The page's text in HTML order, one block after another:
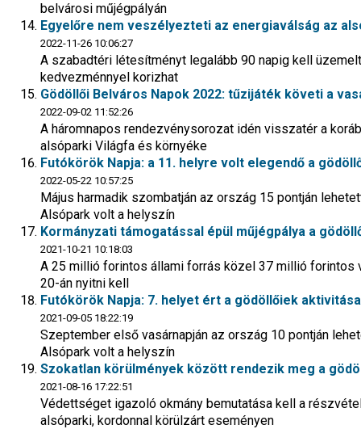
belvárosi műjégpályán
Egyelőre nem veszélyezteti az energiaválság az
2022-11-26 10:06:27
A szabadtéri létesítményt legalább 90 napig kell
kedvezménnyel korizhat
Gödöllői Belváros Napok 2022: tűzijáték követi a
2022-09-02 11:52:26
A háromnapos rendezvénysorozat idén visszatér a
alsóparki Világfa és környéke
Futókörök Napja: a 11. helyre volt elegendő a
2022-05-22 10:57:25
Május harmadik szombatján az ország 15 pontján
Alsópark volt a helyszín
Kormányzati támogatással épül műjégpálya a
2021-10-21 10:18:03
A 25 millió forintos állami forrás közel 37 millió
20-án nyitni kell
Futókörök Napja: 7. helyet ért a gödöllőiek aktivitása
2021-09-05 18:22:19
Szeptember első vasárnapján az ország 10 pontján
Alsópark volt a helyszín
Szokatlan körülmények között rendezik meg a
2021-08-16 17:22:51
Védettséget igazoló okmány bemutatása kell a
alsóparki, kordonnal körülzárt eseményen